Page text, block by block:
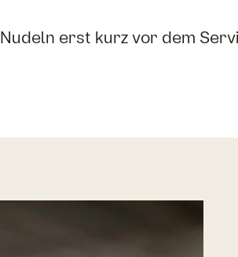
erst kurz vor dem